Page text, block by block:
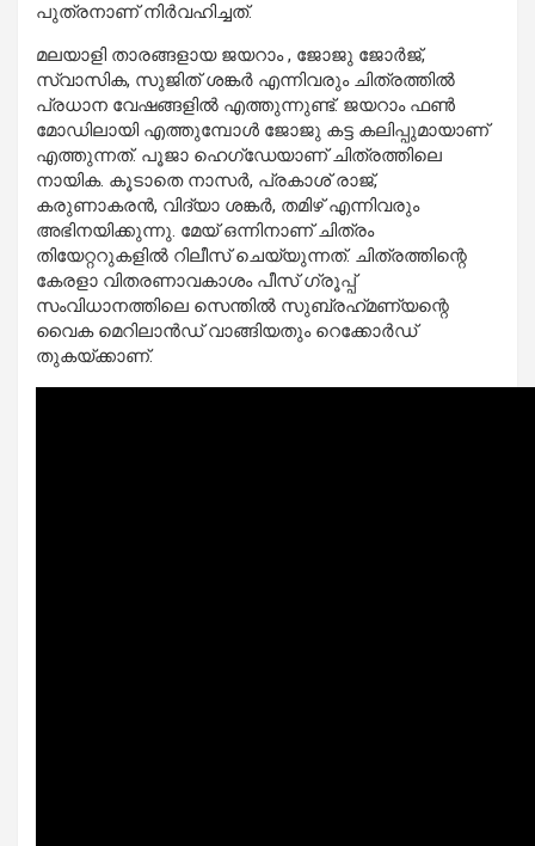
പുത്രനാണ് നിർവഹിച്ചത്.
മലയാളി താരങ്ങളായ ജയറാം , ജോജു ജോർജ്,
സ്വാസിക, സുജിത് ശങ്കർ എന്നിവരും ചിത്രത്തിൽ
പ്രധാന വേഷങ്ങളിൽ എത്തുന്നുണ്ട്. ജയറാം ഫൺ
മോഡിലായി എത്തുമ്പോൾ ജോജു കട്ട കലിപ്പുമായാണ്
എത്തുന്നത്. പൂജാ ഹെഗ്ഡേയാണ് ചിത്രത്തിലെ
നായിക. കൂടാതെ നാസർ, പ്രകാശ് രാജ്,
കരുണാകരൻ, വിദ്യാ ശങ്കർ, തമിഴ് എന്നിവരും
അഭിനയിക്കുന്നു. മേയ് ഒന്നിനാണ് ചിത്രം
തിയേറ്ററുകളിൽ റിലീസ് ചെയ്യുന്നത്. ചിത്രത്തിന്റെ
കേരളാ വിതരണാവകാശം പീസ് ഗ്രൂപ്പ്
സംവിധാനത്തിലെ സെന്തിൽ സുബ്രഹ്‌മണ്യന്റെ
വൈക മെറിലാൻഡ് വാങ്ങിയതും റെക്കോർഡ്
തുകയ്ക്കാണ്.